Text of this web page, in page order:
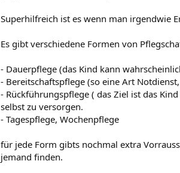
Superhilfreich ist es wenn man irgendwie
Es gibt verschiedene Formen von
- Dauerpflege (das Kind kann
- Bereitschaftspflege (so eine Art
- Rückführungspflege ( das Ziel ist das
selbst zu versorgen.
- Tagespflege, Wochenpflege
für jede Form gibts nochmal extra
jemand finden.